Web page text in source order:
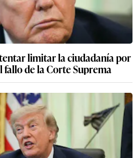
limitar la ciudadanía por
fallo de la Corte Suprema